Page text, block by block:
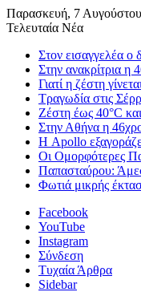
Παρασκευή, 7
Τελευταία Νέα
Στον εισαγγελέα ο
Στην ανακρίτρια η
Γιατί η ζέστη
Τραγωδία στις
Ζέστη έως 40°C
Στην Αθήνα η
Η Apollo
Οι Ομορφότερες
Παπασταύρου:
Φωτιά μικρής
Facebook
YouTube
Instagram
Σύνδεση
Τυχαία Άρθρα
Sidebar